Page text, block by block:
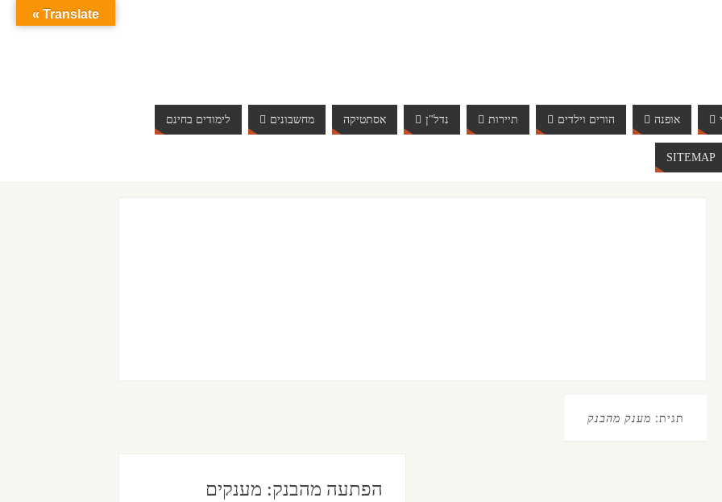
אופנה הורים וילדים תיירות נדל"ן אסתטיקה מחשבונים לימודים בחינם
SITEMAP
תגית: מענק מהבנק
הפתעה מהבנק: מענקים
Translate »